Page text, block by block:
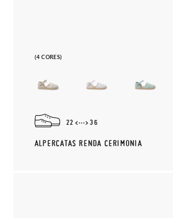
(4 CORES)
22 36
ALPERCATAS RENDA CERIMONIA